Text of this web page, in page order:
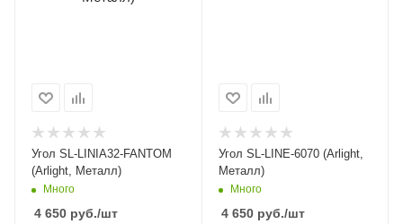
Угол SL-LINIA32-FANTOM
(Arlight, Металл)
Много
4 650 руб./шт
Угол SL-LINE-6070 (Arlight,
Металл)
Много
4 650руб./шт